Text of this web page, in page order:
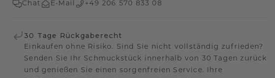
Chat E-Mail +49 206 570 833 08
30 Tage Rückgaberecht
Einkaufen ohne Risiko. Sind Sie nicht vollständig zufrieden?
Senden Sie Ihr Schmuckstück innerhalb von 30 Tagen zurück
und genießen Sie einen sorgenfreien Service. Ihre